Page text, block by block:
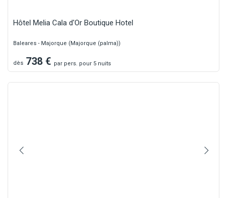
Hôtel Melia Cala d'Or Boutique Hotel
Baleares - Majorque (Majorque (palma))
dès 738 € par pers. pour 5 nuits